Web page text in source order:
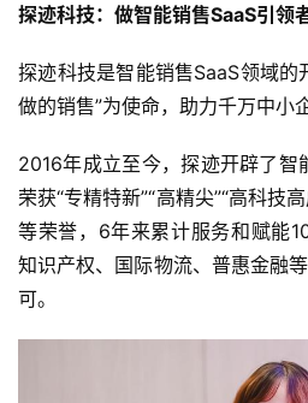
探迹科技：做智能销售SaaS引领
探迹科技是智能销售SaaS领域的
做的销售”为使命，助力千万中小
2016年成立至今，探迹开辟了智
荣获“专精特新”“高精尖”“高科技
等荣誉，6年来累计服务和赋能
知识产权、国际物流、普惠金融
可。